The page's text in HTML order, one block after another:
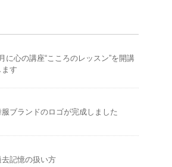
に心の講座“こころのレッスン”を開講
ます
服ブランドのロゴが完成しました
去記憶の扱い方